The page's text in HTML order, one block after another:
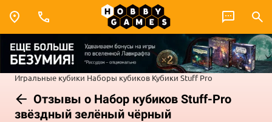
Игральные кубики Наборы кубиков Кубики Stuff Pro
Отзывы о Набор кубиков Stuff-Pro
звёздный зелёный чёрный